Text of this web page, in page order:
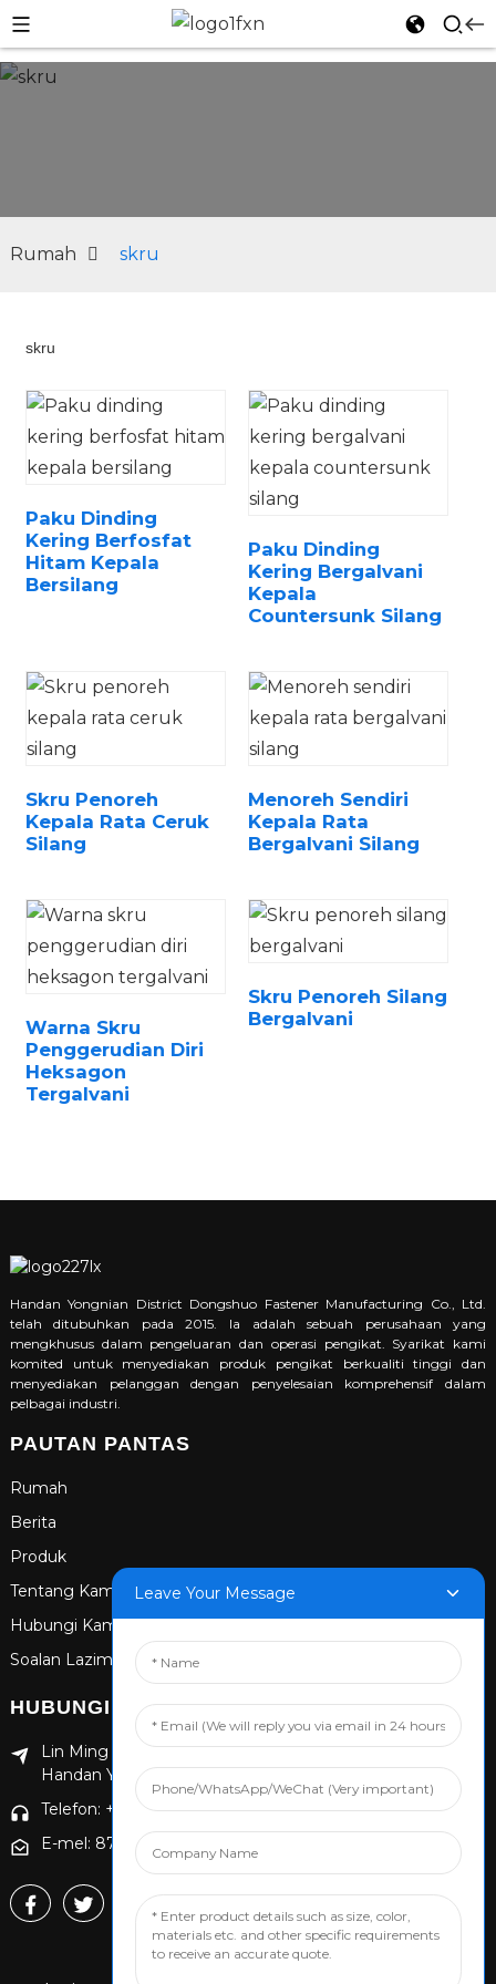
Rumah skru
skru
Paku Dinding
Kering Berfosfat
Hitam Kepala
Bersilang
Paku Dinding
Kering Bergalvani
Kepala
Countersunk Silang
Skru Penoreh
Kepala Rata Ceruk
Silang
Menoreh Sendiri
Kepala Rata
Bergalvani Silang
Warna Skru
Penggerudian Diri
Heksagon
Tergalvani
Skru Penoreh Silang
Bergalvani
Handan Yongnian District Dongshuo Fastener Manufacturing Co., Ltd.
telah ditubuhkan pada 2015. Ia adalah sebuah perusahaan yang
mengkhusus dalam pengeluaran dan operasi pengikat. Syarikat kami
komited untuk menyediakan produk pengikat berkualiti tinggi dan
menyediakan pelanggan dengan penyelesaian komprehensif dalam
pelbagai industri.
PAUTAN PANTAS
Rumah
Berita
Produk
Tentang Kami
Hubungi Kami
Soalan Lazim
HUBUNGI
Lin Ming Guan Zhen Dong Ming Yang Cun Nan, Daerah
Handan Yongnian, wilayah Hebei
Telefon: +86 13653201890
E-mel: 874869587@qq.com
Leave Your Message